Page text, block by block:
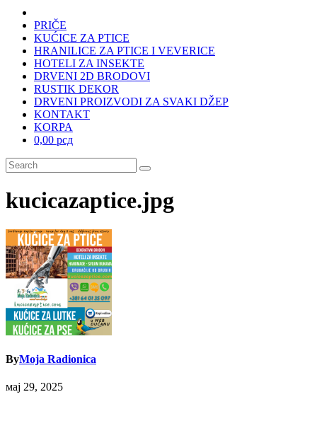
PRIČE
KUĆICE ZA PTICE
HRANILICE ZA PTICE I VEVERICE
HOTELI ZA INSEKTE
DRVENI 2D BRODOVI
RUSTIK DEKOR
DRVENI PROIZVODI ZA SVAKI DŽEP
KONTAKT
KORPA
0,00 рсд
kucicazaptice.jpg
ByMoja Radionica
мај 29, 2025